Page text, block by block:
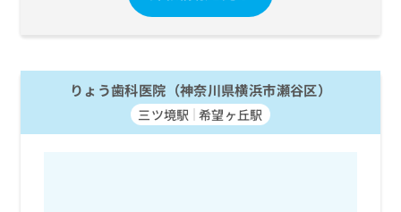
りょう歯科医院（神奈川県横浜市瀬谷区）
三ツ境駅 希望ヶ丘駅